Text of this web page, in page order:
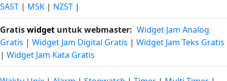
SAST | MSK | NZST |
Gratiswidget untuk webmaster: Widget Jam Analog
Gratis | Widget Jam Digital Gratis | Widget Jam Teks Gratis
| Widget Jam Kata Gratis